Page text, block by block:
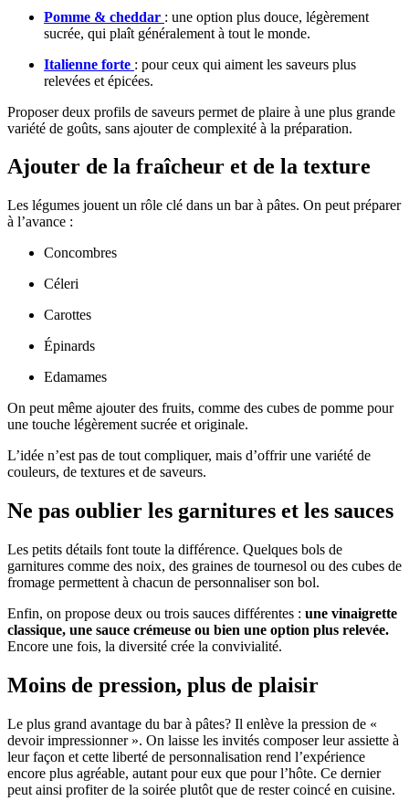
Pomme & cheddar : une option plus douce, légèrement
sucrée, qui plaît généralement à tout le monde.
Italienne forte : pour ceux qui aiment les saveurs plus
relevées et épicées.
Proposer deux profils de saveurs permet de plaire à une plus grande
variété de goûts, sans ajouter de complexité à la préparation.
Ajouter de la fraîcheur et de la texture
Les légumes jouent un rôle clé dans un bar à pâtes. On peut préparer
à l’avance :
Concombres
Céleri
Carottes
Épinards
Edamames
On peut même ajouter des fruits, comme des cubes de pomme pour
une touche légèrement sucrée et originale.
L’idée n’est pas de tout compliquer, mais d’offrir une variété de
couleurs, de textures et de saveurs.
Ne pas oublier les garnitures et les sauces
Les petits détails font toute la différence. Quelques bols de
garnitures comme des noix, des graines de tournesol ou des cubes de
fromage permettent à chacun de personnaliser son bol.
Enfin, on propose deux ou trois sauces différentes : une vinaigrette
classique, une sauce crémeuse ou bien une option plus relevée.
Encore une fois, la diversité crée la convivialité.
Moins de pression, plus de plaisir
Le plus grand avantage du bar à pâtes? Il enlève la pression de «
devoir impressionner ». On laisse les invités composer leur assiette à
leur façon et cette liberté de personnalisation rend l’expérience
encore plus agréable, autant pour eux que pour l’hôte. Ce dernier
peut ainsi profiter de la soirée plutôt que de rester coincé en cuisine.